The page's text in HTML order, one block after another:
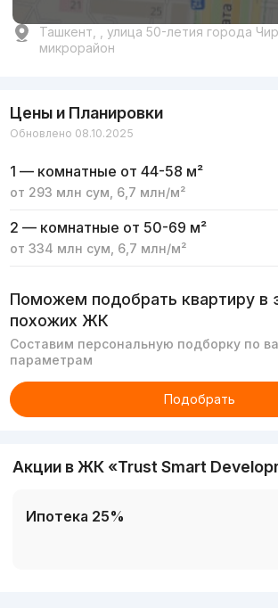
Ташкент, , улица 50-летия города
микрорайон
Цены и Планировки
Обновлено 08.10.2025
1 — комнатные от 44-58 м²
от 293 млн сум 6,7 млн/м²
2 — комнатные от 50-69 м²
от 334 млн сум 6,7 млн/м²
Поможем подобрать квартиру в
похожих ЖК
Составим персональную подборку по
параметрам
Подобрать
Акции в ЖК «Trust Smart
Ипотека 25%